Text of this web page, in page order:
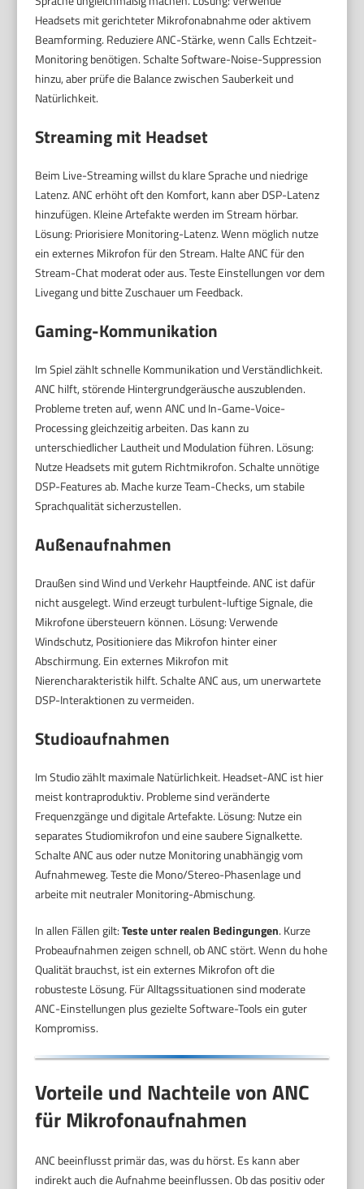
Headsets mit gerichteter Mikrofonabnahme oder aktivem
Beamforming. Reduziere ANC-Stärke, wenn Calls Echtzeit-
Monitoring benötigen. Schalte Software-Noise-Suppression
hinzu, aber prüfe die Balance zwischen Sauberkeit und
Natürlichkeit.
Streaming mit Headset
Beim Live-Streaming willst du klare Sprache und niedrige
Latenz. ANC erhöht oft den Komfort, kann aber DSP-Latenz
hinzufügen. Kleine Artefakte werden im Stream hörbar.
Lösung: Priorisiere Monitoring-Latenz. Wenn möglich nutze
ein externes Mikrofon für den Stream. Halte ANC für den
Stream-Chat moderat oder aus. Teste Einstellungen vor dem
Livegang und bitte Zuschauer um Feedback.
Gaming-Kommunikation
Im Spiel zählt schnelle Kommunikation und Verständlichkeit.
ANC hilft, störende Hintergrundgeräusche auszublenden.
Probleme treten auf, wenn ANC und In-Game-Voice-
Processing gleichzeitig arbeiten. Das kann zu
unterschiedlicher Lautheit und Modulation führen. Lösung:
Nutze Headsets mit gutem Richtmikrofon. Schalte unnötige
DSP-Features ab. Mache kurze Team-Checks, um stabile
Sprachqualität sicherzustellen.
Außenaufnahmen
Draußen sind Wind und Verkehr Hauptfeinde. ANC ist dafür
nicht ausgelegt. Wind erzeugt turbulent-luftige Signale, die
Mikrofone übersteuern können. Lösung: Verwende
Windschutz, Positioniere das Mikrofon hinter einer
Abschirmung. Ein externes Mikrofon mit
Nierencharakteristik hilft. Schalte ANC aus, um unerwartete
DSP-Interaktionen zu vermeiden.
Studioaufnahmen
Im Studio zählt maximale Natürlichkeit. Headset-ANC ist hier
meist kontraproduktiv. Probleme sind veränderte
Frequenzgänge und digitale Artefakte. Lösung: Nutze ein
separates Studiomikrofon und eine saubere Signalkette.
Schalte ANC aus oder nutze Monitoring unabhängig vom
Aufnahmeweg. Teste die Mono/Stereo-Phasenlage und
arbeite mit neutraler Monitoring-Abmischung.
In allen Fällen gilt:Teste unter realen Bedingungen. Kurze
Probeaufnahmen zeigen schnell, ob ANC stört. Wenn du hohe
Qualität brauchst, ist ein externes Mikrofon oft die
robusteste Lösung. Für Alltagssituationen sind moderate
ANC-Einstellungen plus gezielte Software-Tools ein guter
Kompromiss.
Vorteile und Nachteile von ANC
für Mikrofonaufnahmen
ANC beeinflusst primär das, was du hörst. Es kann aber
indirekt auch die Aufnahme beeinflussen. Ob das positiv oder